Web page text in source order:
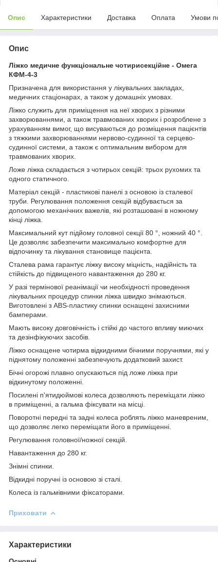
Опис Характеристики Доставка Оплата Умови
Опис
Ліжко медичне функціональне чотирисекційне - Омега
КФМ-4-3
Призначена для використання у лікувальних закладах,
медичних стаціонарах, а також у домашніх умовах.
Ліжко служить для приміщення на неї хворих з різними
захворюваннями, а також травмованих хворих і розроблене з
урахуванням вимог, що висуваються до розміщення пацієнтів
з тяжкими захворюваннями нервово-судинної та серцево-
судинної системи, а також є оптимальним вибором для
травмованих хворих.
Ложе ліжка складається з чотирьох секцій: трьох рухомих та
одного статичного.
Матеріал секцій - пластикові панелі з основою із сталевої
труби. Регулювання положення секцій відбувається за
допомогою механічних важелів, які розташовані в ножному
кінці ліжка.
Максимальний кут підйому головної секції 80 °, ножний 40 °.
Це дозволяє забезпечити максимально комфортне для
відпочинку та лікування становище пацієнта.
Сталева рама гарантує ліжку високу міцність, надійність та
стійкість до підвищеного навантаження до 280 кг.
У разі термінової реанімації чи необхідності проведення
лікувальних процедур спинки ліжка швидко знімаються.
Виготовлені з ABS-пластику спинки оснащені захисними
бамперами.
Мають високу довговічність і стійкі до частого впливу миючих
та дезінфікуючих засобів.
Ліжко оснащене чотирма відкидними бічними поручнями, які у
піднятому положенні забезпечують додатковий захист.
Бічні огорожі плавно опускаються під ложе ліжка при
відкинутому положенні.
Посилені п'ятидюймові колеса дозволяють переміщати ліжко
в приміщенні, а гальма фіксувати на місці.
Поворотні передні та задні колеса роблять ліжко маневреним,
що дозволяє легко переміщати його в приміщенні.
Регулювання головної/ножної секцій.
Навантаження до 280 кг.
Знімні спинки.
Відкидні поручні із основою зі сталі.
Колеса із гальмівними фіксаторами.
Приховати
Характеристики